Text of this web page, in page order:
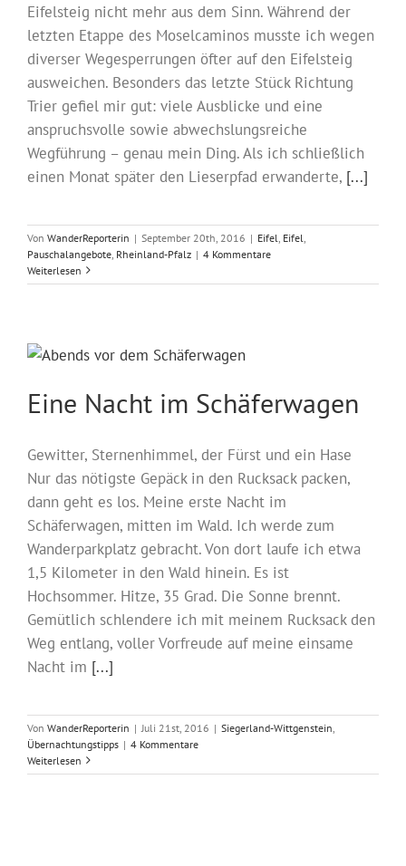
Eifelsteig nicht mehr aus dem Sinn. Während der
letzten Etappe des Moselcaminos musste ich wegen
diverser Wegesperrungen öfter auf den Eifelsteig
ausweichen. Besonders das letzte Stück Richtung
Trier gefiel mir gut: viele Ausblicke und eine
anspruchsvolle sowie abwechslungsreiche
Wegführung – genau mein Ding. Als ich schließlich
einen Monat später den Lieserpfad erwanderte, [...]
Von WanderReporterin | September 20th, 2016 | Eifel Eifel
Pauschalangebote Rheinland-Pfalz | 4 Kommentare
Weiterlesen
Eine Nacht im Schäferwagen
Gewitter, Sternenhimmel, der Fürst und ein Hase
Nur das nötigste Gepäck in den Rucksack packen,
dann geht es los. Meine erste Nacht im
Schäferwagen, mitten im Wald. Ich werde zum
Wanderparkplatz gebracht. Von dort laufe ich etwa
1,5 Kilometer in den Wald hinein. Es ist
Hochsommer. Hitze, 35 Grad. Die Sonne brennt.
Gemütlich schlendere ich mit meinem Rucksack den
Weg entlang, voller Vorfreude auf meine einsame
Nacht im [...]
Von WanderReporterin | Juli 21st, 2016 | Siegerland-Wittgenstein
Übernachtungstipps | 4 Kommentare
Weiterlesen